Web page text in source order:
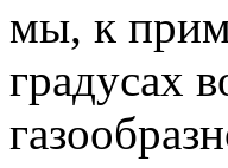
мы, к
градусах